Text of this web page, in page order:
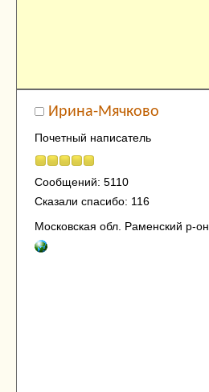
Ирина-Мячково
Почетный написатель
Сообщений: 5110
Сказали спасибо: 116
Московская обл. Раменский р-он